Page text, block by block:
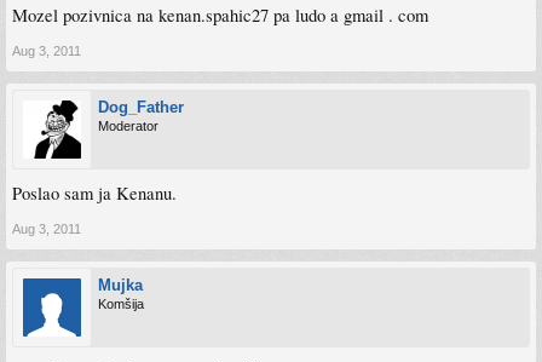
Mozel pozivnica na kenan.spahic27 pa ludo a gmail . com
Aug 3, 2011
Dog_Father
Moderator
Poslao sam ja Kenanu.
Aug 3, 2011
Mujka
Komšija